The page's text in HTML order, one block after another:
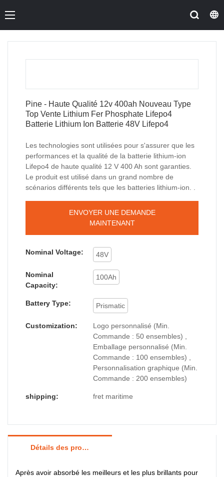
Pine - Haute Qualité 12v 400ah Nouveau Type
Top Vente Lithium Fer Phosphate Lifepo4
Batterie Lithium Ion Batterie 48V Lifepo4
Les technologies sont utilisées pour s'assurer que les
performances et la qualité de la batterie lithium-ion
Lifepo4 de haute qualité 12 V 400 Ah sont garanties.
Le produit est utilisé dans un grand nombre de
scénarios différents tels que les batteries lithium-ion. .
ENVOYER UNE DEMANDE
MAINTENANT
Nominal Voltage: 48V
Nominal
Capacity:
100Ah
Battery Type: Prismatic
Customization:
Logo personnalisé (Min.
Commande : 50 ensembles) ,
Emballage personnalisé (Min.
Commande : 100 ensembles) ,
Personnalisation graphique (Min.
Commande : 200 ensembles)
shipping: fret maritime
Détails des produits
Après avoir absorbé les meilleurs et les plus brillants pour